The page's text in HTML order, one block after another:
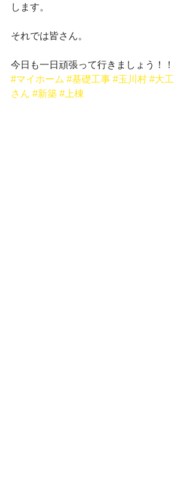
します。
それでは皆さん。
今日も一日頑張って行きましょう！！
#マイホーム #基礎工事 #玉川村 #大工
さん #新築 #上棟